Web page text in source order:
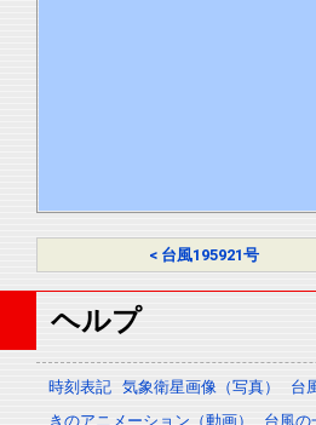
< 台風195921号
ヘルプ
時刻表記 気象衛星画像（写真）
台
きのアニメーション（動画）
台風の